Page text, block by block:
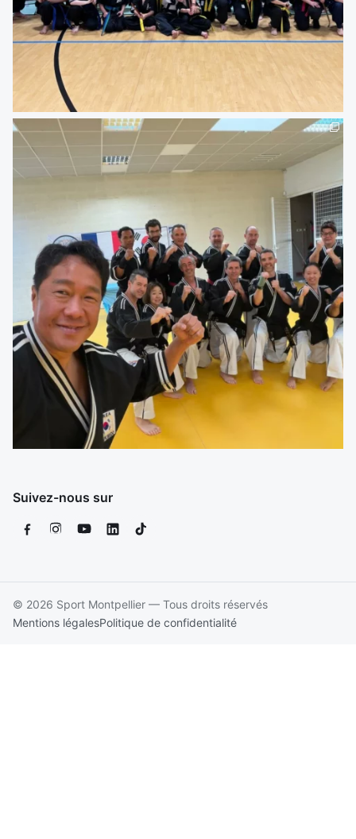
Suivez-nous sur
© 2026 Sport Montpellier — Tous droits réservés
Mentions légalesPolitique de confidentialité